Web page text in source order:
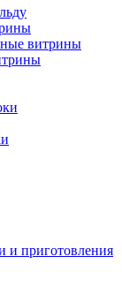
витрины
и приготовления